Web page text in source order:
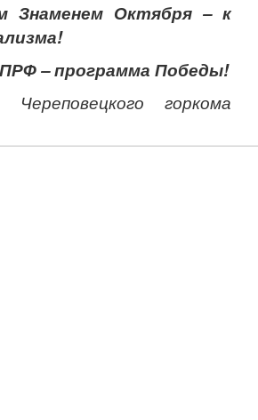
Знаменем Октября – к
– программа Победы!
Череповецкого горкома